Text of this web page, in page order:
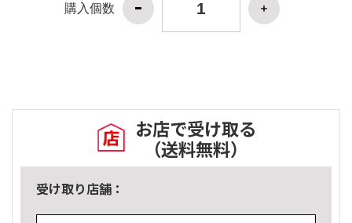
購入個数
お店で受け取る
（送料無料）
受け取り店舗：